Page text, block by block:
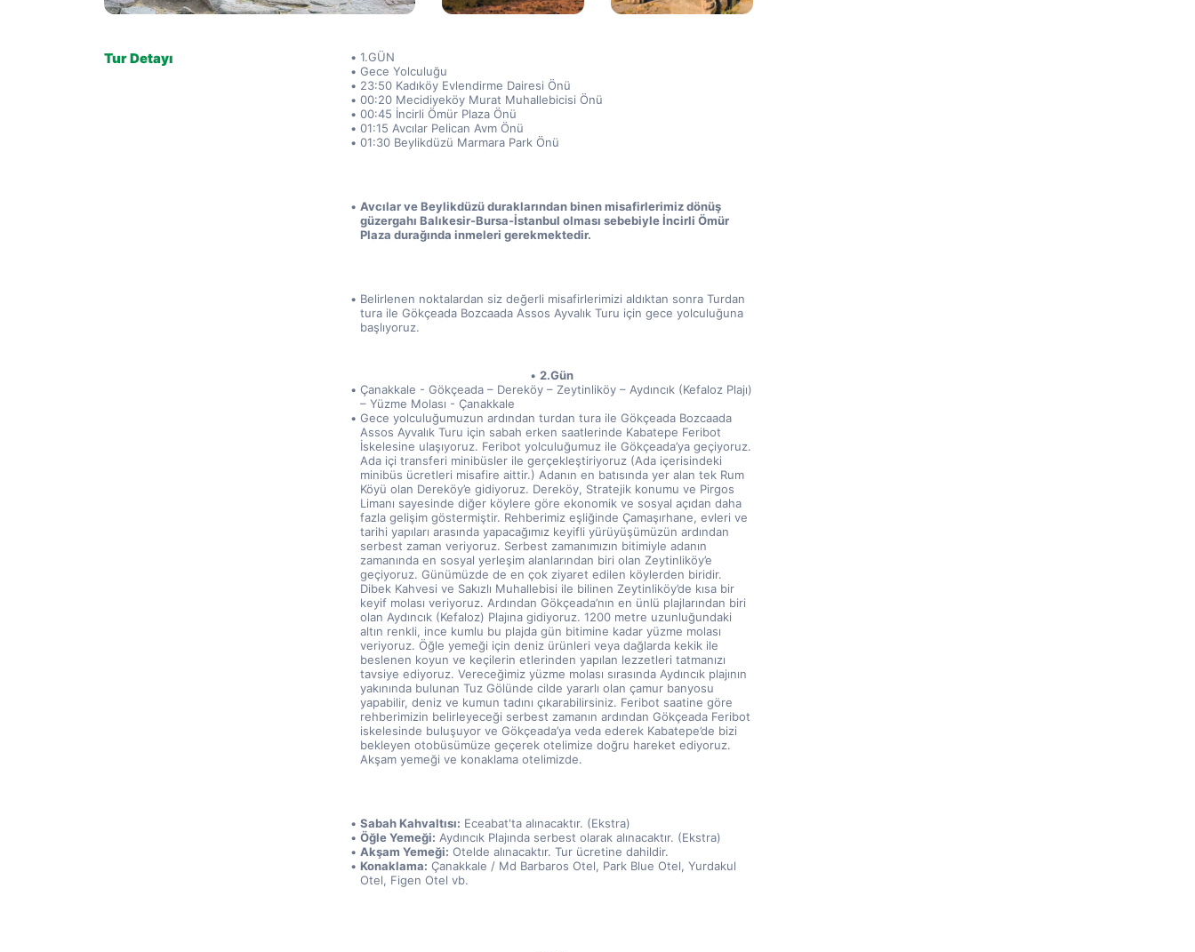
Tur Detayı
1.GÜN
Gece Yolculuğu
23:50 Kadıköy Evlendirme Dairesi Önü
00:20 Mecidiyeköy Murat Muhallebicisi Önü
00:45 İncirli Ömür Plaza Önü
01:15 Avcılar Pelican Avm Önü
01:30 Beylikdüzü Marmara Park Önü
Avcılar ve Beylikdüzü duraklarından binen misafirlerimiz dönüş
güzergahı Balıkesir-Bursa-İstanbul olması sebebiyle İncirli Ömür
Plaza durağında inmeleri gerekmektedir.
Belirlenen noktalardan siz değerli misafirlerimizi aldıktan sonra Turdan
tura ile Gökçeada Bozcaada Assos Ayvalık Turu için gece yolculuğuna
başlıyoruz.
2.Gün
Çanakkale - Gökçeada – Dereköy – Zeytinliköy – Aydıncık (Kefaloz Plajı)
– Yüzme Molası - Çanakkale
Gece yolculuğumuzun ardından turdan tura ile Gökçeada Bozcaada
Assos Ayvalık Turu için sabah erken saatlerinde Kabatepe Feribot
İskelesine ulaşıyoruz. Feribot yolculuğumuz ile Gökçeada’ya geçiyoruz.
Ada içi transferi minibüsler ile gerçekleştiriyoruz (Ada içerisindeki
minibüs ücretleri misafire aittir.) Adanın en batısında yer alan tek Rum
Köyü olan Dereköy’e gidiyoruz. Dereköy, Stratejik konumu ve Pirgos
Limanı sayesinde diğer köylere göre ekonomik ve sosyal açıdan daha
fazla gelişim göstermiştir. Rehberimiz eşliğinde Çamaşırhane, evleri ve
tarihi yapıları arasında yapacağımız keyifli yürüyüşümüzün ardından
serbest zaman veriyoruz. Serbest zamanımızın bitimiyle adanın
zamanında en sosyal yerleşim alanlarından biri olan Zeytinliköy’e
geçiyoruz. Günümüzde de en çok ziyaret edilen köylerden biridir.
Dibek Kahvesi ve Sakızlı Muhallebisi ile bilinen Zeytinliköy’de kısa bir
keyif molası veriyoruz. Ardından Gökçeada’nın en ünlü plajlarından biri
olan Aydıncık (Kefaloz) Plajına gidiyoruz. 1200 metre uzunluğundaki
altın renkli, ince kumlu bu plajda gün bitimine kadar yüzme molası
veriyoruz. Öğle yemeği için deniz ürünleri veya dağlarda kekik ile
beslenen koyun ve keçilerin etlerinden yapılan lezzetleri tatmanızı
tavsiye ediyoruz. Vereceğimiz yüzme molası sırasında Aydıncık plajının
yakınında bulunan Tuz Gölünde cilde yararlı olan çamur banyosu
yapabilir, deniz ve kumun tadını çıkarabilirsiniz. Feribot saatine göre
rehberimizin belirleyeceği serbest zamanın ardından Gökçeada Feribot
iskelesinde buluşuyor ve Gökçeada’ya veda ederek Kabatepe’de bizi
bekleyen otobüsümüze geçerek otelimize doğru hareket ediyoruz.
Akşam yemeği ve konaklama otelimizde.
Sabah Kahvaltısı: Eceabat'ta alınacaktır. (Ekstra)
Öğle Yemeği: Aydıncık Plajında serbest olarak alınacaktır. (Ekstra)
Akşam Yemeği: Otelde alınacaktır. Tur ücretine dahildir.
Konaklama: Çanakkale / Md Barbaros Otel, Park Blue Otel, Yurdakul
Otel, Figen Otel vb.